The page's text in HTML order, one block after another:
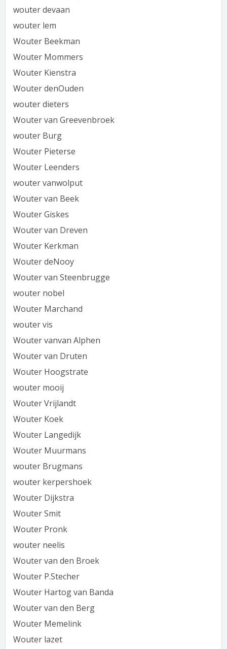
wouter devaan
wouter lem
Wouter Beekman
Wouter Mommers
Wouter Kienstra
Wouter denOuden
wouter dieters
Wouter van Greevenbroek
wouter Burg
Wouter Pieterse
Wouter Leenders
wouter vanwolput
Wouter van Beek
Wouter Giskes
Wouter van Dreven
Wouter Kerkman
Wouter deNooy
Wouter van Steenbrugge
wouter nobel
Wouter Marchand
wouter vis
Wouter vanvan Alphen
Wouter van Druten
Wouter Hoogstrate
wouter mooij
Wouter Vrijlandt
Wouter Koek
Wouter Langedijk
Wouter Muurmans
wouter Brugmans
wouter kerpershoek
Wouter Dijkstra
Wouter Smit
Wouter Pronk
wouter neelis
Wouter van den Broek
Wouter P.Stecher
Wouter Hartog van Banda
Wouter van den Berg
Wouter Memelink
Wouter lazet